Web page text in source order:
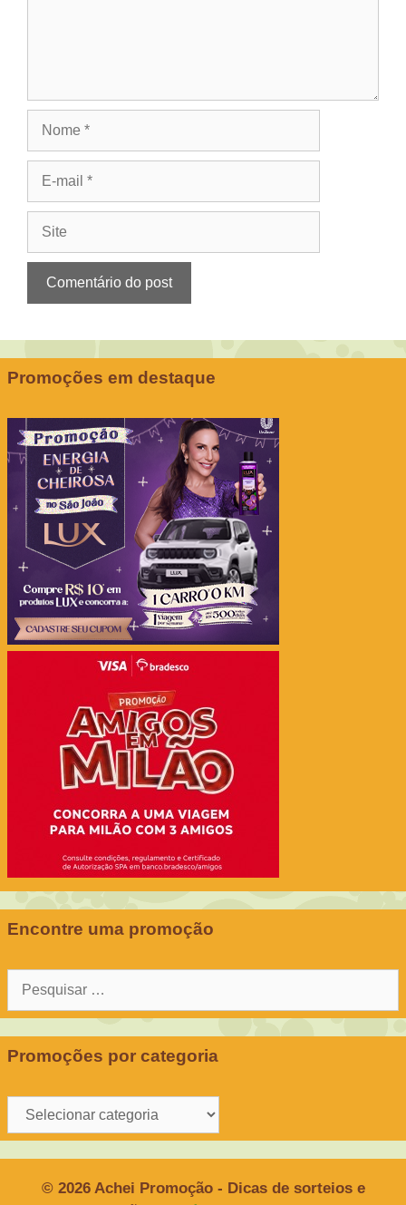
Promoções em destaque
Encontre uma promoção
Promoções por categoria
Promoções
por
© 2026 Achei Promoção - Dicas de sorteios e